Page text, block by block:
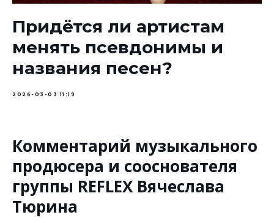
Придётся ли артистам
менять псевдонимы и
названия песен?
2026-03-03 11:19
Комментарий музыкального
продюсера и сооснователя
группы REFLEX Вячеслава
Тюрина